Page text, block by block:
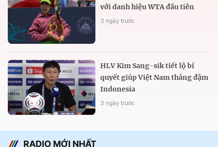
với danh hiệu WTA đầu tiên
3 ngày trước
HLV Kim Sang-sik tiết lộ bí
quyết giúp Việt Nam thắng đậm
Indonesia
3 ngày trước
RADIO MỚI NHẤT